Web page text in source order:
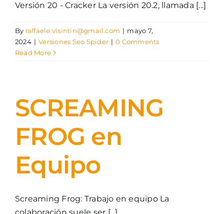
Versión 20 - Cracker La versión 20.2, llamada [...]
By raffaele.visintin@gmail.com | mayo 7,
2024 | Versiones Seo Spider | 0 Comments
Read More
SCREAMING
FROG en
Equipo
Screaming Frog: Trabajo en equipo La